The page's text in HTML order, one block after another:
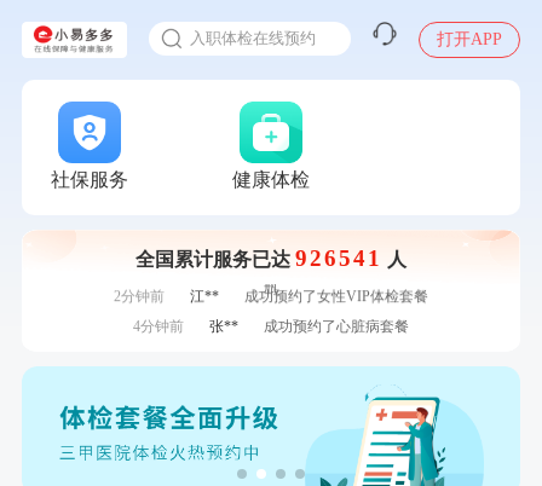
入职体检在线预约
打开APP
社保服务 健康体检
全国累计服务已达 926541 人
7分钟前 林**
成功预约糖尿病强化体检套餐
7分钟前
毛**
购买了联创雅斯奶锅DF-CP103M
刚刚
林**
购买了宁安堡新疆无核红枣干150g*2
刚刚
购买了宁安堡新疆无核红枣干150g*2
成功预约糖尿病强化体检套餐
刚刚
成功预约糖尿病强化体检套餐
购买了汤臣倍健多维男士多种维生素矿物质片1.5g*60片*2
瓶
2分钟前 江**
成功预约了女性VIP体检套餐
4分钟前
张**
成功预约了心脏病套餐
购买了K3颈椎按摩仪（浅灰色）
6分钟前
江**
成功预约了标准套餐（男）
7分钟前
林**
成功预约糖尿病强化体检套餐
购买了联创雅斯奶锅DF-CP103M